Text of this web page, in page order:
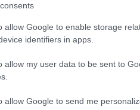
allow Google to enable storage
identifiers in apps.
allow my user data to be sent to
allow Google to send me